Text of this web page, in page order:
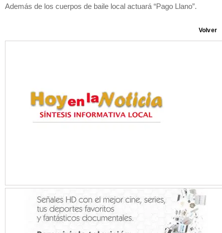
Además de los cuerpos de baile local actuará “Pago Llano”.
Volver